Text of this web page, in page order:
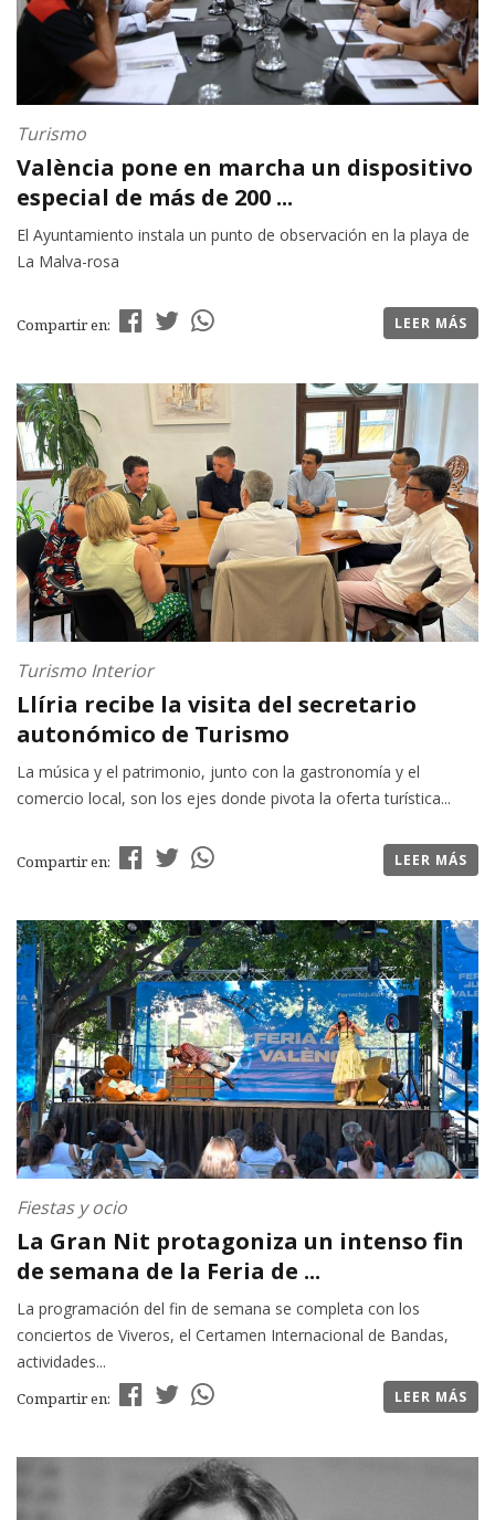
Turismo
València pone en marcha un dispositivo
especial de más de 200 ...
El Ayuntamiento instala un punto de observación en la playa de
La Malva-rosa
Compartir en: LEER MÁS
Turismo Interior
Llíria recibe la visita del secretario
autonómico de Turismo
La música y el patrimonio, junto con la gastronomía y el
comercio local, son los ejes donde pivota la oferta turística...
Compartir en: LEER MÁS
Fiestas y ocio
La Gran Nit protagoniza un intenso fin
de semana de la Feria de ...
La programación del fin de semana se completa con los
conciertos de Viveros, el Certamen Internacional de Bandas,
actividades...
Compartir en: LEER MÁS